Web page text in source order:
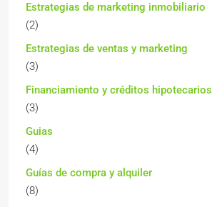
Estrategias de marketing inmobiliario
(2)
Estrategias de ventas y marketing
(3)
Financiamiento y créditos hipotecarios
(3)
Guias
(4)
Guías de compra y alquiler
(8)